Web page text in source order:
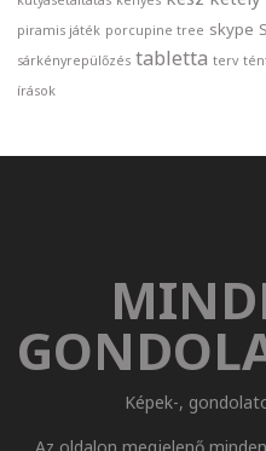
piramis játék porcupine tree skype
sárkényrepülőzés tabletta terv
írások
Képek-,